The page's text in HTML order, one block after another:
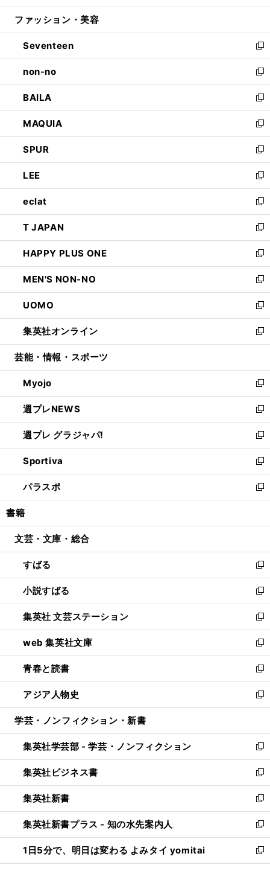
開
ウ
開
く
ン
ウ
で
開
く
ウ
ン
ド
ウ
で
開
く
ファッション・美容
Seventeen
新
し
い
ウ
ィ
ン
ド
ウ
で
開
く
non-no
新
し
い
ウ
ィ
ン
ド
ウ
で
開
く
BAILA
新
し
い
ウ
ィ
ン
ド
ウ
で
開
く
MAQUIA
新
し
い
ウ
ィ
ン
ド
ウ
で
開
く
SPUR
新
し
い
ウ
ィ
ン
ド
ウ
で
開
く
LEE
新
し
い
ウ
ィ
ン
ド
ウ
で
開
く
eclat
新
し
い
ウ
ィ
ン
ド
ウ
で
開
く
T JAPAN
新
し
い
ウ
ィ
ン
ド
ウ
で
開
HAPPY PLUS ONE
新
し
い
ウ
ィ
ン
ド
ウ
開
く
MEN'S NON-NO
新
し
い
ウ
ィ
ン
ウ
で
開
く
UOMO
新
し
い
ウ
ン
ド
ウ
で
開
く
集英社オンライン
新
し
ウ
ィ
ン
ド
ウ
で
開
く
芸能・情報・スポーツ
Myojo
新
し
い
ウ
ィ
ン
ド
ウ
で
開
週プレNEWS
新
し
い
ウ
ィ
ン
ド
ウ
開
週プレ グラジャパ!
新
し
い
ウ
ィ
ン
ウ
開
く
Sportiva
新
し
い
ウ
ン
ウ
で
開
く
パラスポ
新
し
ウ
ン
ド
ウ
で
開
く
書籍
文芸・文庫・総合
すばる
新
し
い
ウ
ィ
ン
ド
ウ
で
開
く
小説すばる
新
し
い
ウ
ィ
ン
ド
ウ
で
開
集英社 文芸ステーション
新
し
い
ウ
ィ
ン
ド
ウ
開
く
web 集英社文庫
新
し
い
ウ
ィ
ン
ウ
で
開
く
青春と読書
新
し
い
ウ
ン
ド
ウ
で
開
く
アジア人物史
新
し
ウ
ィ
ン
ド
ウ
で
開
く
学芸・ノンフィクション・新書
集英社学芸部 - 学芸・ノンフィクション
新
し
い
ウ
ィ
ン
ド
ウ
で
開
集英社ビジネス書
新
し
い
ウ
ィ
ン
ド
ウ
集英社新書
新
し
い
ウ
ィ
ン
集英社新書プラス - 知の水先案内人
新
し
い
ウ
1日5分で、明日は変わる よみタイ yomitai
新
し